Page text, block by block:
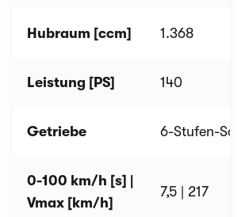
Hubraum [ccm] 1.368
Leistung [PS] 140
Getriebe 6-Stufen-
0-100 km/h [s] |
Vmax [km/h]
7,5 | 217